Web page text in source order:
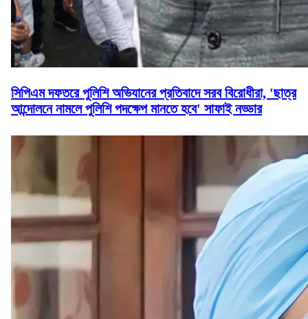
সিপিএম দফতরে পুলিশি অভিযানের প্রতিবাদে সরব বিরোধীরা, 'ছাত্র
আন্দোলনে নামলে পুলিশি পদক্ষেপ মানতে হবে' সাফাই নড্ডার